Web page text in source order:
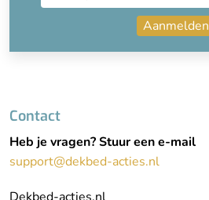
Aanmelden
Contact
Heb je vragen? Stuur een e-mail
support@dekbed-acties.nl